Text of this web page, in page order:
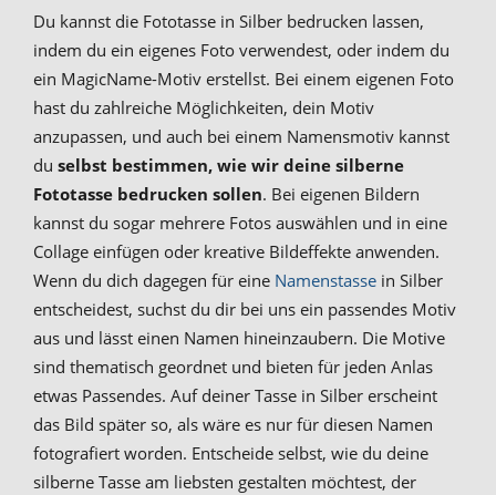
Du kannst die Fototasse in Silber bedrucken lassen,
indem du ein eigenes Foto verwendest, oder indem du
ein MagicName-Motiv erstellst. Bei einem eigenen Foto
hast du zahlreiche Möglichkeiten, dein Motiv
anzupassen, und auch bei einem Namensmotiv kannst
du selbst bestimmen, wie wir deine silberne
Fototasse bedrucken sollen. Bei eigenen Bildern
kannst du sogar mehrere Fotos auswählen und in eine
Collage einfügen oder kreative Bildeffekte anwenden.
Wenn du dich dagegen für eine Namenstasse in Silber
entscheidest, suchst du dir bei uns ein passendes Motiv
aus und lässt einen Namen hineinzaubern. Die Motive
sind thematisch geordnet und bieten für jeden Anlas
etwas Passendes. Auf deiner Tasse in Silber erscheint
das Bild später so, als wäre es nur für diesen Namen
fotografiert worden. Entscheide selbst, wie du deine
silberne Tasse am liebsten gestalten möchtest, der